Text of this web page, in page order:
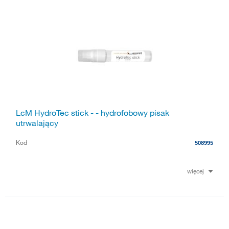
LcM HydroTec stick - - hydrofobowy pisak
utrwalający
Kod 508995
więcej